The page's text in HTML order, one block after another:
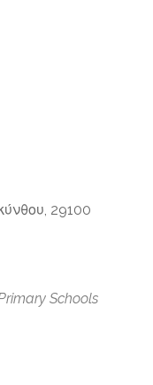
29100
Schools